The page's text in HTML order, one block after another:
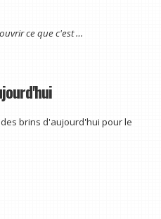
ce que c'est …
brins d'aujourd'hui pour le